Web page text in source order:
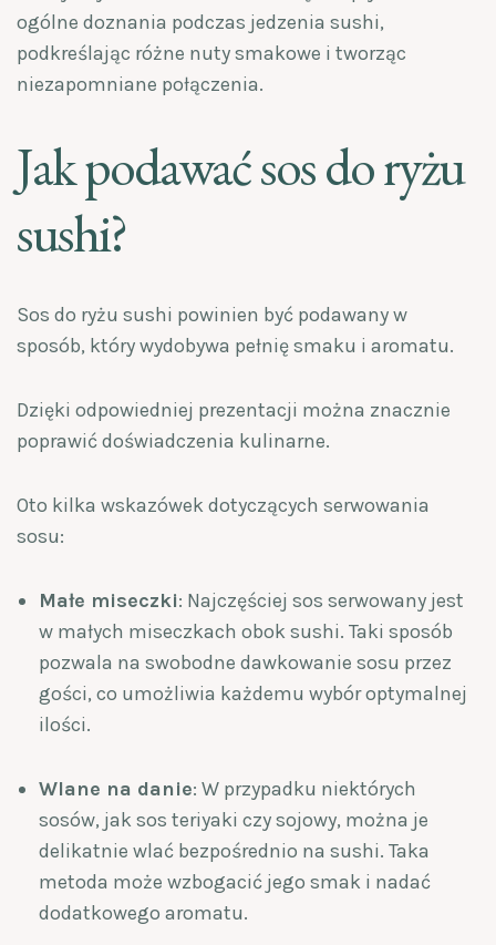
ogólne doznania podczas jedzenia sushi,
podkreślając różne nuty smakowe i tworząc
niezapomniane połączenia.
Jak podawać sos do ryżu
sushi?
Sos do ryżu sushi powinien być podawany w
sposób, który wydobywa pełnię smaku i aromatu.
Dzięki odpowiedniej prezentacji można znacznie
poprawić doświadczenia kulinarne.
Oto kilka wskazówek dotyczących serwowania
sosu:
Małe miseczki: Najczęściej sos serwowany jest
w małych miseczkach obok sushi. Taki sposób
pozwala na swobodne dawkowanie sosu przez
gości, co umożliwia każdemu wybór optymalnej
ilości.
Wlane na danie: W przypadku niektórych
sosów, jak sos teriyaki czy sojowy, można je
delikatnie wlać bezpośrednio na sushi. Taka
metoda może wzbogacić jego smak i nadać
dodatkowego aromatu.